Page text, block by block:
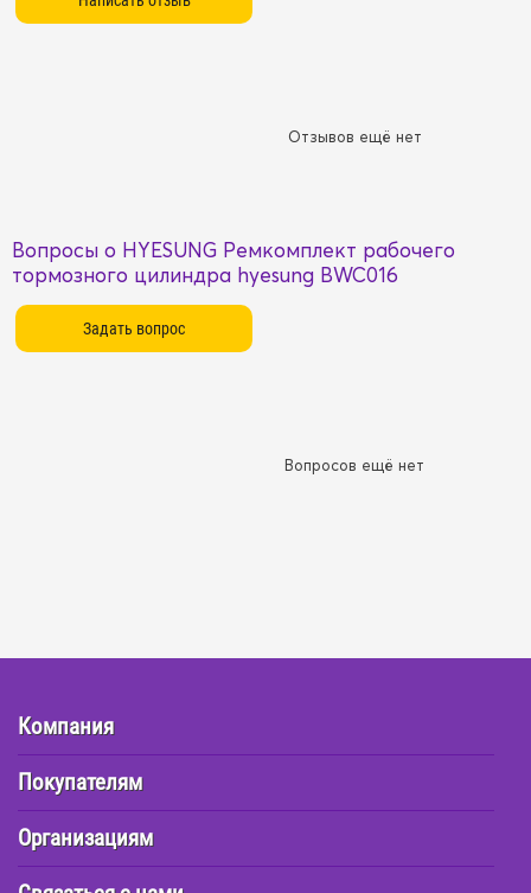
Отзывов ещё нет
Вопросы о HYESUNG Ремкомплект рабочего
тормозного цилиндра hyesung BWC016
Вопросов ещё нет
Компания
Покупателям
Организациям